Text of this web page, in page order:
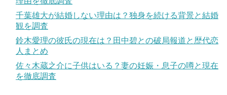
千葉雄大が結婚しない理由は？独身を続ける背景と結婚
観を調査
鈴木愛理の彼氏の現在は？田中碧との破局報道と歴代恋
人まとめ
佐々木蔵之介に子供はいる？妻の妊娠・息子の噂と現在
を徹底調査